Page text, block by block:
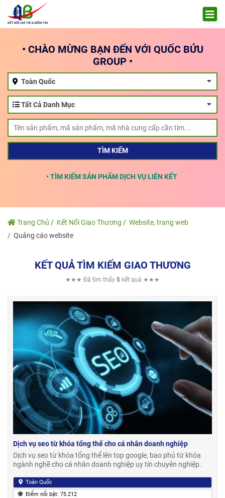
• CHÀO MỪNG BẠN ĐẾN VỚI QUỐC BỬU
GROUP •
Toàn Quốc
Tất Cả Danh Mục
TÌM KIẾM
• TÌM KIẾM SẢN PHẨM DỊCH VỤ LIÊN KẾT KHẮ
Trang Chủ Kết Nối Giao Thương
Website, trang web
Quảng cáo website
KẾT QUẢ TÌM KIẾM GIAO THƯƠNG
★★★ Đã tìm thấy 5 kết quả ★★★
Dịch vụ seo từ khóa tổng thể cho cá nhân doanh nghiệp
Dịch vụ seo từ khóa tổng thể lên top google, bao phủ từ khóa
ngành nghề cho cá nhân doanh nghiệp uy tín chuyên nghiệp.
Toàn Quốc
Điểm nổi bật: 75.212